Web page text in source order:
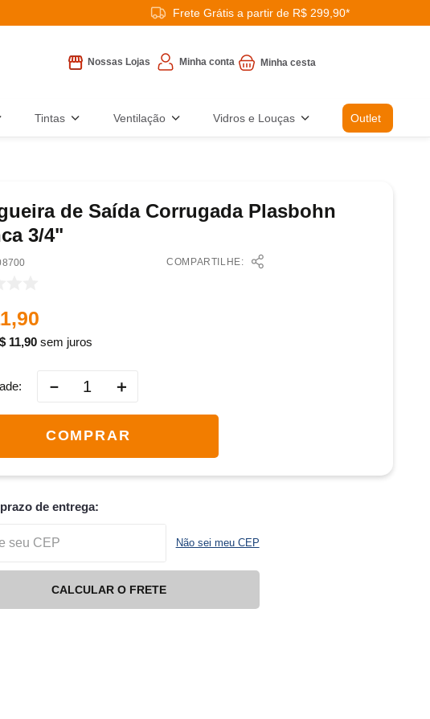
Frete Grátis a partir de R$ 299,90*
Nossas Lojas Minha conta
Tintas Ventilação Vidros e Louças Outlet
de Saída Corrugada Plasbohn
3/4"
COMPARTILHE:
,90
11,90sem juros
＋
－
COMPRAR
de entrega:
Não sei meu CEP
CALCULAR O FRETE